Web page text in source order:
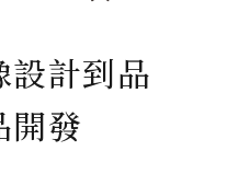
設計到品
開發